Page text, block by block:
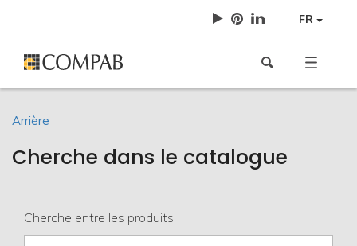
FR
Arrière
Cherche dans le catalogue
Cherche entre les produits: